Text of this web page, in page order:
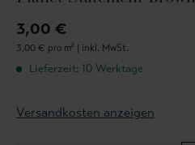
3,00 €
3,00 € pro m² | inkl. MwSt.
Lieferzeit: 10 Werktage
Versandkosten anzeigen